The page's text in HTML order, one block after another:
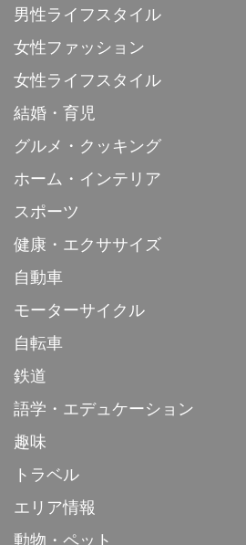
男性ライフスタイル
女性ファッション
女性ライフスタイル
結婚・育児
グルメ・クッキング
ホーム・インテリア
スポーツ
健康・エクササイズ
自動車
モーターサイクル
自転車
鉄道
語学・エデュケーション
趣味
トラベル
エリア情報
動物・ペット